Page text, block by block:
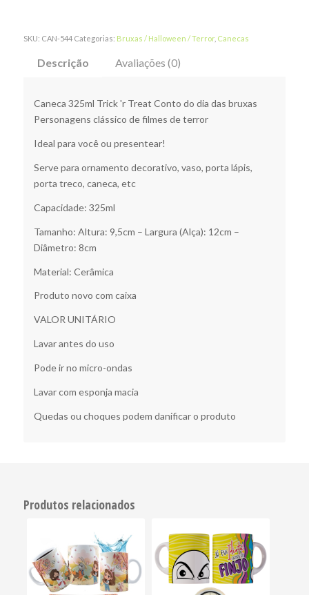
SKU: CAN-544 Categorias: Bruxas / Halloween / Terror, Canecas
Descrição Avaliações (0)
Caneca 325ml Trick 'r Treat Conto do dia das bruxas
Personagens clássico de filmes de terror
Ideal para você ou presentear!
Serve para ornamento decorativo, vaso, porta lápis,
porta treco, caneca, etc
Capacidade: 325ml
Tamanho: Altura: 9,5cm – Largura (Alça): 12cm –
Diâmetro: 8cm
Material: Cerâmica
Produto novo com caixa
VALOR UNITÁRIO
Lavar antes do uso
Pode ir no micro-ondas
Lavar com esponja macia
Quedas ou choques podem danificar o produto
Produtos relacionados